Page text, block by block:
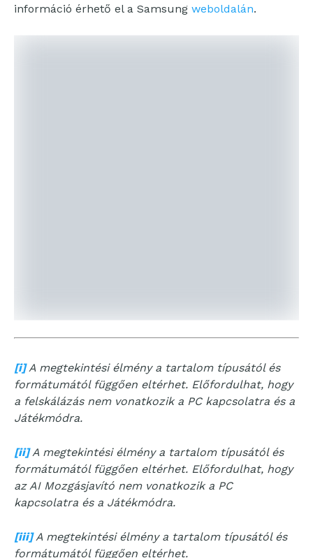
információ érhető el a Samsung weboldalán.
[i]A megtekintési élmény a tartalom típusától és
formátumától függően eltérhet. Előfordulhat, hogy
a felskálázás nem vonatkozik a PC kapcsolatra és a
Játékmódra.
[ii]A megtekintési élmény a tartalom típusától és
formátumától függően eltérhet. Előfordulhat, hogy
az AI Mozgásjavító nem vonatkozik a PC
kapcsolatra és a Játékmódra.
[iii]A megtekintési élmény a tartalom típusától és
formátumától függően eltérhet.